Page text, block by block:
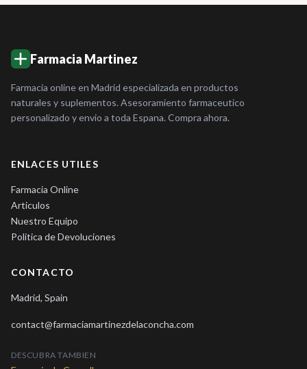
Farmacia Martinez
Farmacia online en Madrid especializada en productos
naturales y suplementos. Asesoramiento farmaceutico
personalizado y envio a toda Espana. Compra ahora.
ENLACES UTILES
Farmacia Online
Articulos
Nuestro Equipo
Politica de Devoluciones
CONTACTO
Madrid, Spain
contact@farmaciamartinezdelaconcha.com
DESCUBRA TAMBIEN